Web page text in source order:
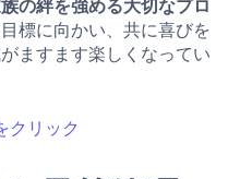
の絆を強める大切なプロ
標に向かい、共に喜びを
ますます楽しくなってい
クリック